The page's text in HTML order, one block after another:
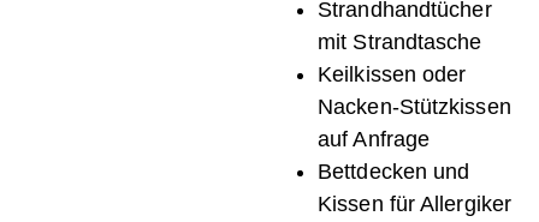
Strandhandtücher
mit Strandtasche
Keilkissen oder
Nacken-Stützkissen
auf Anfrage
Bettdecken und
Kissen für Allergiker